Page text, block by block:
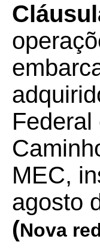
MEC,
agosto
(Nova